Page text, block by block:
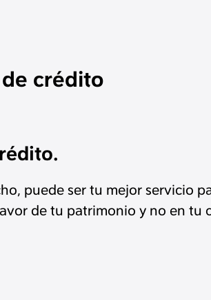
crédito
puede ser tu mejor servicio
de tu patrimonio y no en tu